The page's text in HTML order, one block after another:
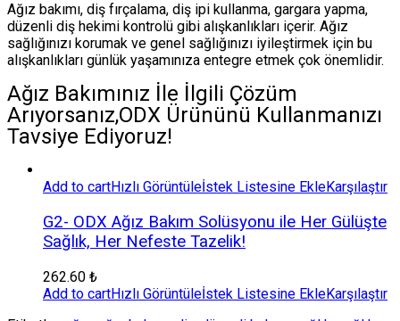
Ağız bakımı, diş fırçalama, diş ipi kullanma, gargara yapma,
düzenli diş hekimi kontrolü gibi alışkanlıkları içerir. Ağız
sağlığınızı korumak ve genel sağlığınızı iyileştirmek için bu
alışkanlıkları günlük yaşamınıza entegre etmek çok önemlidir.
Ağız Bakımınız İle İlgili Çözüm
Arıyorsanız,ODX Ürününü Kullanmanızı
Tavsiye Ediyoruz!
Add to cartHızlı Görüntüleİstek Listesine EkleKarşılaştır
G2- ODX Ağız Bakım Solüsyonu ile Her Gülüşte
Sağlık, Her Nefeste Tazelik!
262.60 ₺
Add to cartHızlı Görüntüleİstek Listesine EkleKarşılaştır